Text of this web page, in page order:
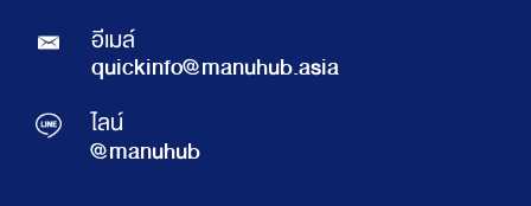
อีเมล์
quickinfo@manuhub.asia
ไลน์
@manuhub